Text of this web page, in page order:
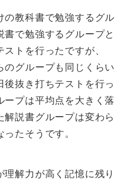
の教科書で勉強するグル
で勉強するグループと
トを行ったですが、
グループも同じくらい
抜き打ちテストを行っ
ープは平均点を大きく落
解説書グループは変わら
たそうです。
解力が高く記憶に残り